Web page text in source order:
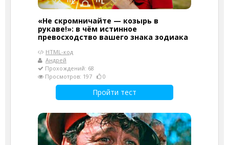
«Не скромничайте — козырь в
рукаве!»: в чём истинное
превосходство вашего знака зодиака
HTML-код
Андрей
Прохождений: 68
Просмотров: 197
0
Пройти тест